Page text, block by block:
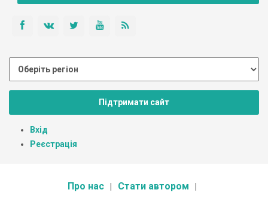
Підтримати сайт
Вхід
Реєстрація
Про нас Стати автором